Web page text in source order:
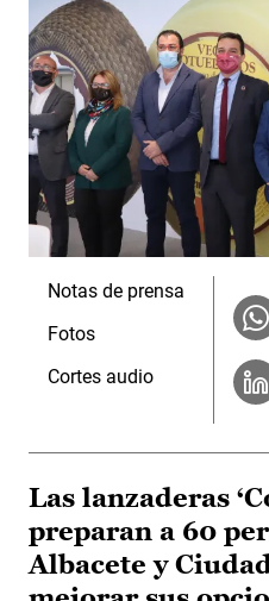
Notas de prensa
Fotos
Cortes audio
Las lanzaderas
preparan a 60
Albacete y